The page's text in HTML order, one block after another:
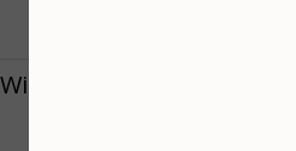
Wimpers & wenkbrauwen